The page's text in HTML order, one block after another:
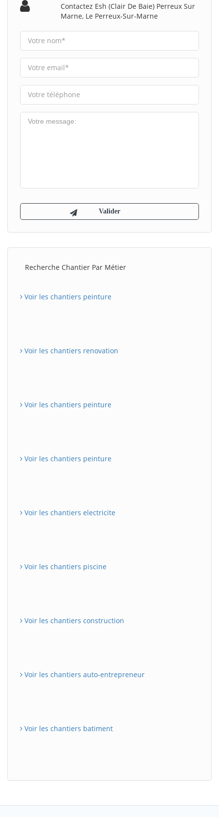
Contactez Esh (clair De Baie) Perreux Sur
Marne, Le Perreux-Sur-Marne
Recherche Chantier Par Métier
Voir les chantiers peinture
Voir les chantiers renovation
Voir les chantiers peinture
Voir les chantiers peinture
Voir les chantiers electricite
Voir les chantiers piscine
Voir les chantiers construction
Voir les chantiers auto-entrepreneur
Voir les chantiers batiment